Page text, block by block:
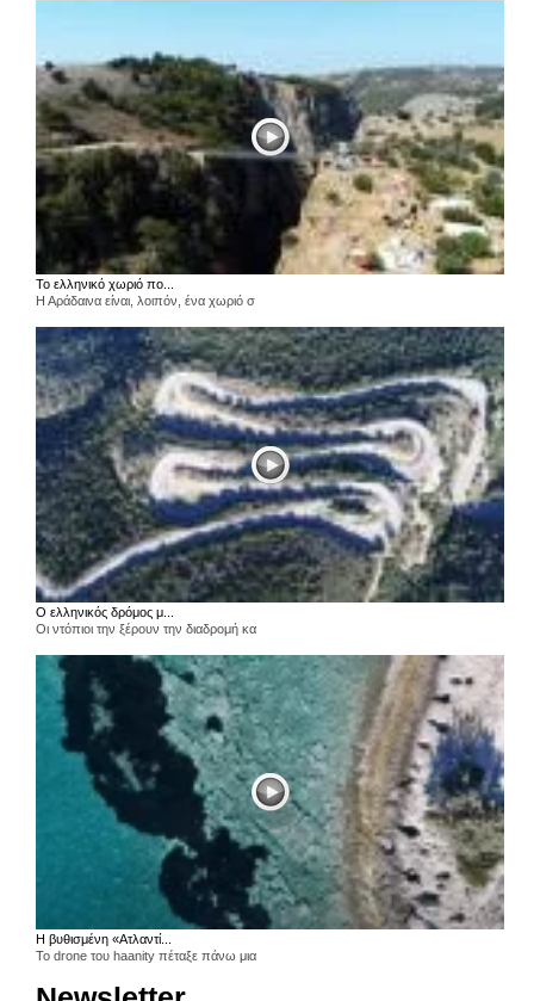
Το ελληνικό χωριό πο...
Η Αράδαινα είναι, λοιπόν, ένα χωριό σ
Ο ελληνικός δρόμος μ...
Οι ντόπιοι την ξέρουν την διαδρομή κα
Η βυθισμένη «Ατλαντί...
Το drone του haanity πέταξε πάνω μια